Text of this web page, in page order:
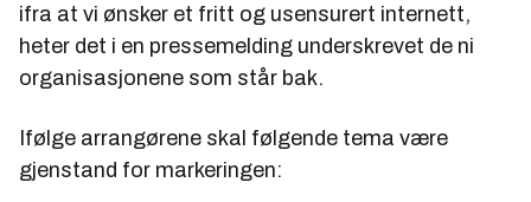
ifra at vi ønsker et fritt og usensurert internett,
heter det i en pressemelding underskrevet de ni
organisasjonene som står bak.
Ifølge arrangørene skal følgende tema være
gjenstand for markeringen: